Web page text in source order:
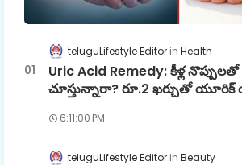
teluguLifestyle Editor Health
Uric Acid Remedy: కీళ్ల నొప్పులతో
చూస్తున్నారా? రూ.2 ఖర్చుతో
6:11:00 PM
teluguLifestyle Editor Beauty